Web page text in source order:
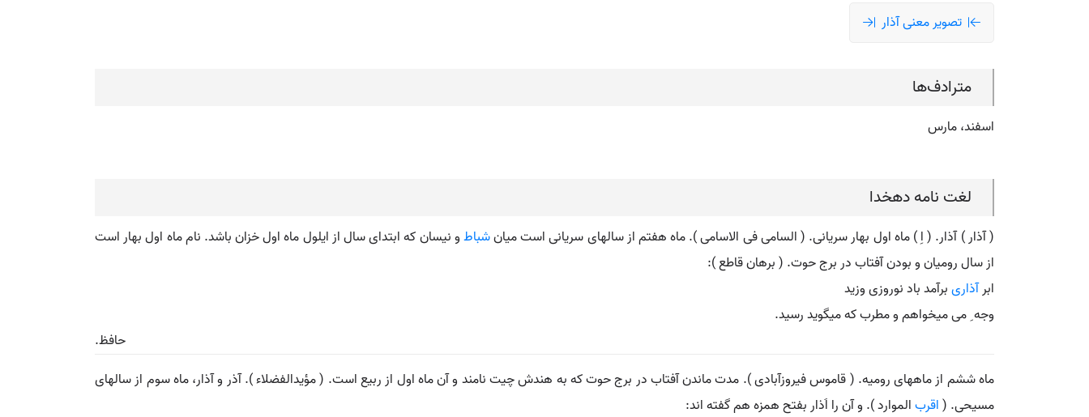
تصویر معنی آذار
مترادف‌ها
اسفند، مارس
لغت نامه دهخدا
( آذار ) آذار. ( اِ ) ماه اول بهار سریانی. ( السامی فی الاسامی ). ماه هفتم از سالهای سریانی است میانشباطو نیسان که ابتدای سال از ایلول ماه اول خزان باشد. نام ماه اول بهار است
از سال رومیان و بودن آفتاب در برج حوت. ( برهان قاطع ):
ابرآذاریبرآمد باد نوروزی وزید
وجه ِ می میخواهم و مطرب که میگوید رسید.
حافظ.
ماه ششم از ماههای رومیه. ( قاموس فیروزآبادی ). مدت ماندن آفتاب در برج حوت که به هندش چیت نامند و آن ماه اول از ربیع است. ( مؤیدالفضلاء ). آذر و آذار، ماه سوم از سالهای
مسیحی. (اقربالموارد ). و آن را اَذار بفتح همزه هم گفته اند: